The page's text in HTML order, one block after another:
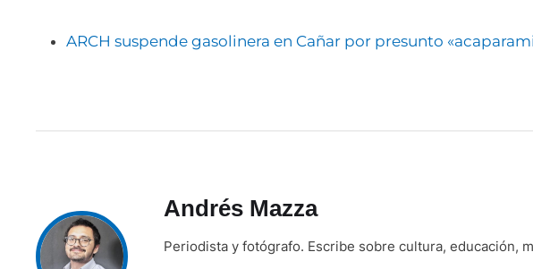
ARCH suspende gasolinera en Cañar por presunto
Andrés Mazza
Periodista y fotógrafo. Escribe sobre cultura, educación,